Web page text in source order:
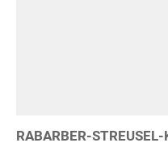
RABARBER-STREUSEL-